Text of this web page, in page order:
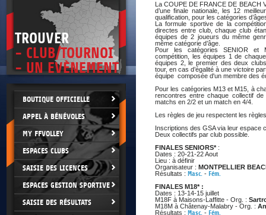
TROUVER
- CLUB/TOURNOI
- UN EVÈNEMENT
BOUTIQUE OFFICIELLE
APPEL À BÉNÉVOLES
MY FFVOLLEY
ESPACES CLUBS
SAISIE DES LICENCES
ESPACES GESTION SPORTIVE
SAISIE DES RÉSULTATS
La COUPE DE FRANCE DE BEACH
d’une finale nationale, les 12
qualification, pour les catégories
La formule sportive de la
directes entre club, chaque club
équipes de 2 joueurs du même
même catégorie d’âge.
Pour les catégories SENIOR
compétition, les équipes 1 de
équipes 2, le premier des deux
tour, en cas d’égalité à une victoire
équipe composée d'un membre des
Pour les catégories M13 et M15, à
rencontres entre chaque collectif
matchs en 2/2 et un match en 4/4.
Les règles de jeu respectent les
Inscriptions des GSA via leur espace
Deux collectifs par club possible.
FINALES SENIORS*:
Dates : 20-21-22 Aout
Lieu : à définir
Organisateur : MONTPELLIER
Résultats : Masc. - Fém.
FINALES M18* :
Dates : 13-14-15 juillet
M18F à Maisons-Laffitte - Org. :
M18M à Châtenay-Malabry - Org. :
Résultats : Masc. - Fém.